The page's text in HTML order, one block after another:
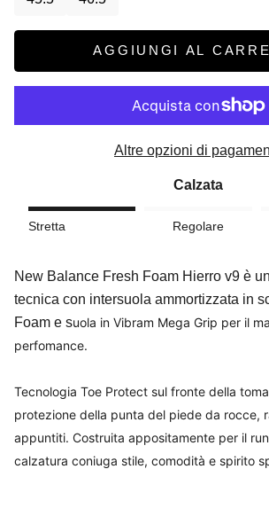
AGGIUNGI AL
Altre opzioni di
Calzata
Stretta Regolare
New Balance Fresh Foam Hierro v9 è
tecnica con intersuola ammortizzata in
Foam e suola in Vibram Mega Grip per il
perfomance.
Tecnologia Toe Protect sul fronte della
protezione della punta del piede da rocce,
appuntiti. Costruita appositamente per il
calzatura coniuga stile, comodità e spirito